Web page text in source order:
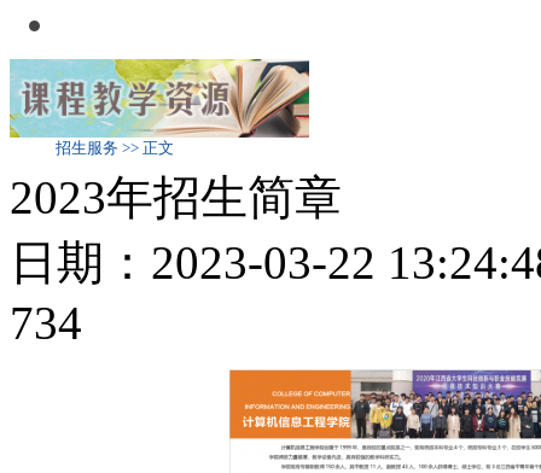
招生服务 >> 正文
2023年招生简章
日期：2023-03-22
734